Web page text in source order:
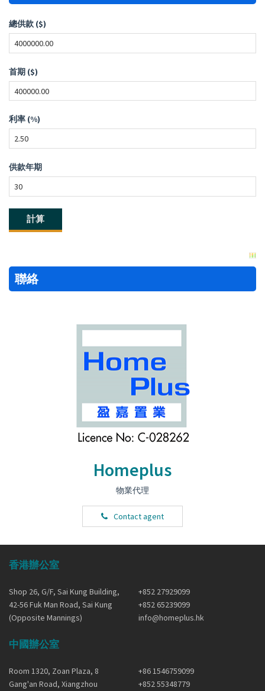
總供款 ($)
首期 ($)
利率 (%)
供款年期
聯絡
Homeplus
物業代理
Contact agent
香港辦公室
Shop 26, G/F, Sai Kung Building,
42-56 Fuk Man Road, Sai Kung
(Opposite Mannings)
+852 27929099
+852 65239099
info@homeplus.hk
中國辦公室
Room 1320, Zoan Plaza, 8
Gang'an Road, Xiangzhou
+86 1546759099
+852 55348779